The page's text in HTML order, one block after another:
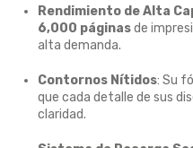
Rendimiento de Alta
6,000 páginasde
alta demanda.
Contornos Nítidos: Su
que cada detalle de sus
claridad.